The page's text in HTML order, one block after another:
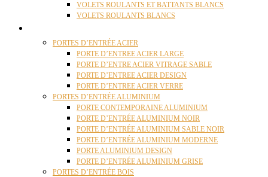
VOLETS ROULANTS ET BATTANTS BLANCS
VOLETS ROULANTS BLANCS
PORTES D’ENTRÉE ACIER
PORTE D’ENTREE ACIER LARGE
PORTE D’ENTRE ACIER VITRAGE SABLE
PORTE D’ENTREE ACIER DESIGN
PORTE D’ENTREE ACIER VERRE
PORTES D’ENTRÉE ALUMINIUM
PORTE CONTEMPORAINE ALUMINIUM
PORTE D’ENTRÉE ALUMINIUM NOIR
PORTE D’ENTRÉE ALUMINIUM SABLE NOIR
PORTE D’ENTRÉE ALUMINIUM MODERNE
PORTE ALUMINIUM DESIGN
PORTE D’ENTRÉE ALUMINIUM GRISE
PORTES D’ENTRÉE BOIS